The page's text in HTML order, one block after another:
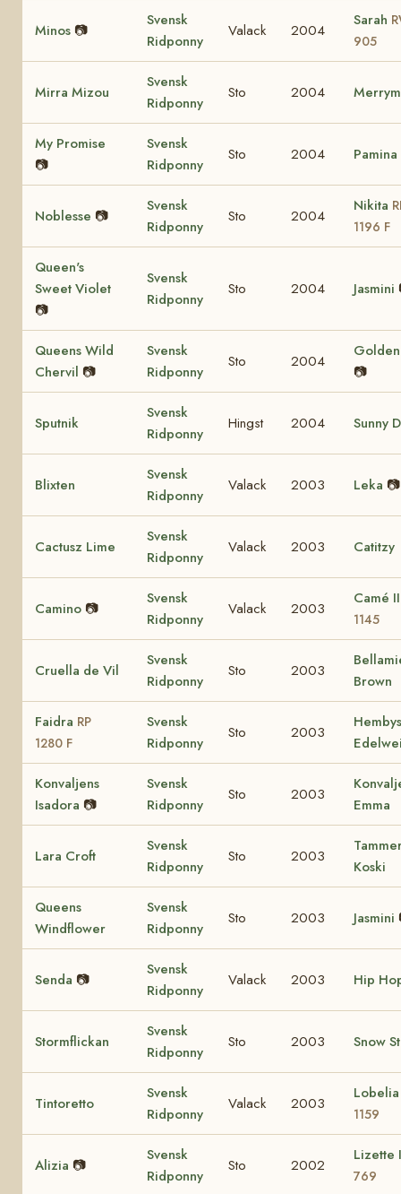
Minos 📷
Svensk
Ridponny
Valack 2004
Sarah
905
Mirra Mizou
Svensk
Ridponny
Sto 2004
My Promise
📷
Svensk
Ridponny
Sto 2004 Pamina
Noblesse 📷
Svensk
Ridponny
Sto 2004
Nikita
1196 F
Queen's
Sweet Violet
📷
Svensk
Ridponny
Sto 2004 Jasmini
Queens Wild
Chervil 📷
Svensk
Ridponny
Sto 2004
📷
Sputnik
Svensk
Ridponny
Hingst 2004 Sunny
Blixten
Svensk
Ridponny
Valack 2003 Leka 📷
Cactusz Lime
Svensk
Ridponny
Valack 2003 Catitzy
Camino 📷
Svensk
Ridponny
Valack 2003
Camé
1145
Cruella de Vil
Svensk
Ridponny
Sto 2003
Brown
Faidra RP
1280 F
Svensk
Ridponny
Sto 2003
Hembys
Konvaljens
Isadora 📷
Svensk
Ridponny
Sto 2003
Emma
Lara Croft
Svensk
Ridponny
Sto 2003
Koski
Queens
Windflower
Svensk
Ridponny
Sto 2003 Jasmini
Senda 📷
Svensk
Ridponny
Valack 2003 Hip
Stormflickan
Svensk
Ridponny
Sto 2003 Snow
Tintoretto
Svensk
Ridponny
Valack 2003
1159
Alizia 📷
Svensk
Ridponny
Sto 2002
Lizette
769